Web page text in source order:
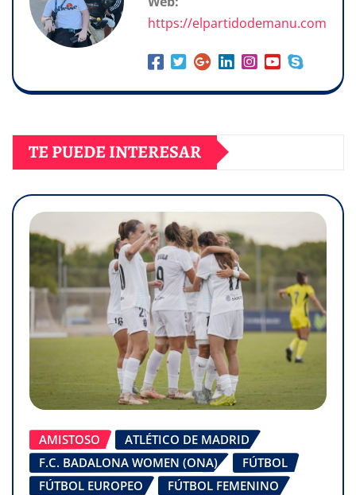
https://elpartidodemanu.com
TE PUEDE INTERESAR
AMISTOSO
ATLÉTICO DE MADRID
F.C. BADALONA WOMEN (ONA)
FÚTBOL
FÚTBOL EUROPEO
FÚTBOL FEMENINO